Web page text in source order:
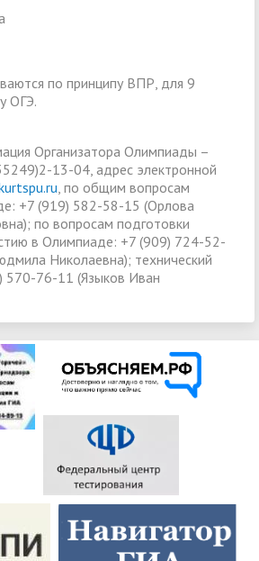
по принципу ВПР, для 9
ОГЭ.
Организатора Олимпиады –
13-04, адрес электронной
, по общим вопросам
+7 (919) 582-58-15 (Орлова
по вопросам подготовки
в Олимпиаде: +7 (909) 724-52-
Николаевна); технический
570-76-11 (Языков Иван